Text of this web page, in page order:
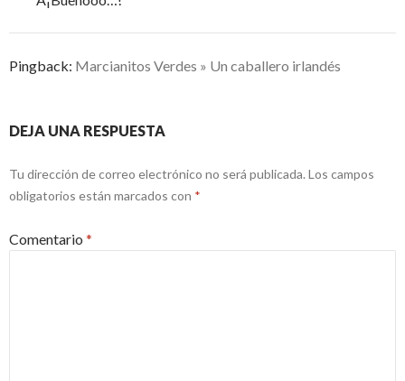
Pingback: Marcianitos Verdes » Un caballero irlandés
DEJA UNA RESPUESTA
Tu dirección de correo electrónico no será publicada. Los campos
obligatorios están marcados con *
Comentario *